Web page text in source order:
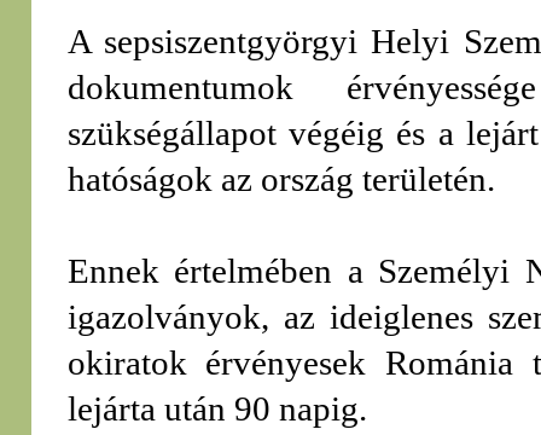
A sepsiszentgyörgyi Helyi
dokumentumok
szükségállapot végéig és a
hatóságok az ország területén.
Ennek értelmében a
igazolványok, az ideiglenes
okiratok érvényesek Románia
lejárta után 90 napig.